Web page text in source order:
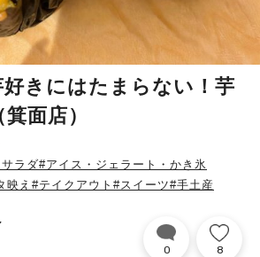
好きにはたまらない！芋
面店）
ラダ#アイス・ジェラート・かき氷
映え #テイクアウト #スイーツ#手土産
0 8